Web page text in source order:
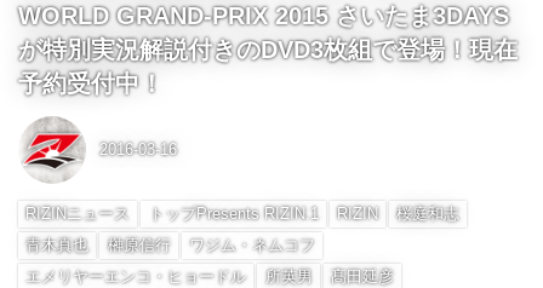
WORLD GRAND-PRIX 2015 さいたま3DAYS
が特別実況解説付きのDVD3枚組で登場！現在
予約受付中！
2016-03-16
RIZINニュース トップPresents RIZIN.1 RIZIN
桜庭和志
青木真也
榊原信行
ワジム・ネムコフ
エメリヤーエンコ・ヒョードル
所英男 髙田延彦